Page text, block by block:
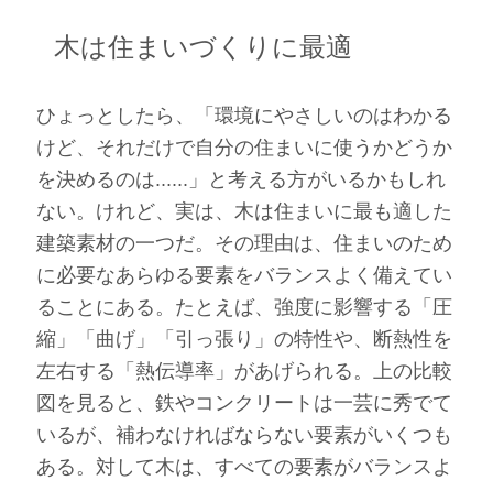
木は住まいづくりに最適
ひょっとしたら、「環境にやさしいのはわかる
けど、それだけで自分の住まいに使うかどうか
を決めるのは......」と考える方がいるかもしれ
ない。けれど、実は、木は住まいに最も適した
建築素材の一つだ。その理由は、住まいのため
に必要なあらゆる要素をバランスよく備えてい
ることにある。たとえば、強度に影響する「圧
縮」「曲げ」「引っ張り」の特性や、断熱性を
左右する「熱伝導率」があげられる。上の比較
図を見ると、鉄やコンクリートは一芸に秀でて
いるが、補わなければならない要素がいくつも
ある。対して木は、すべての要素がバランスよ